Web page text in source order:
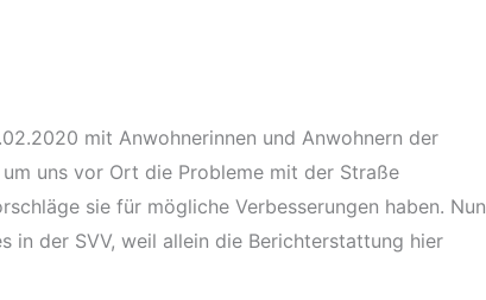
mit Anwohnerinnen und Anwohnern der
uns vor Ort die Probleme mit der Straße
sie für mögliche Verbesserungen haben. Nun
in der SVV, weil allein die Berichterstattung hier